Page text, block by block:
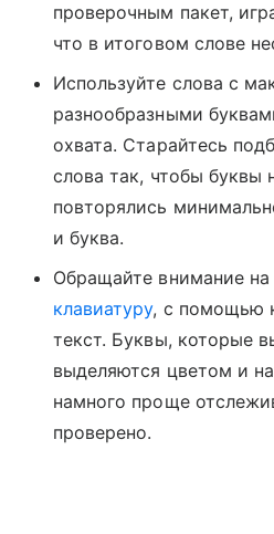
проверочным пакет,
что в итоговом слове
Используйте слова с
разнообразными
охвата. Старайтесь
слова так, чтобы буквы
повторялись
и буква.
Обращайте внимание на
клавиатуру, с помощью
текст. Буквы, которые
выделяются цветом и
намного проще
проверено.